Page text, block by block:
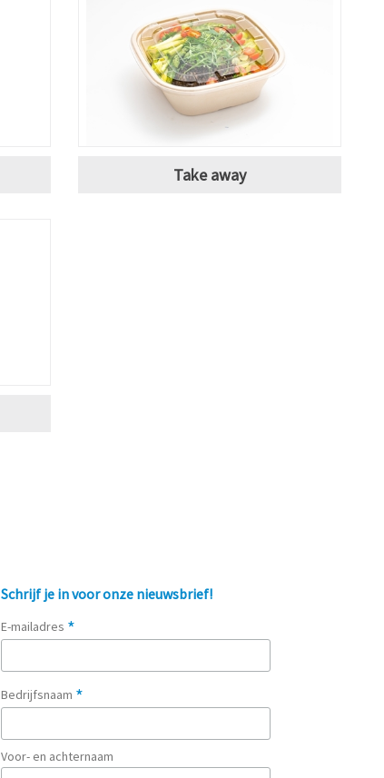
Take away
Schrijf je in voor onze nieuwsbrief!
E-mailadres *
Bedrijfsnaam *
Voor- en achternaam